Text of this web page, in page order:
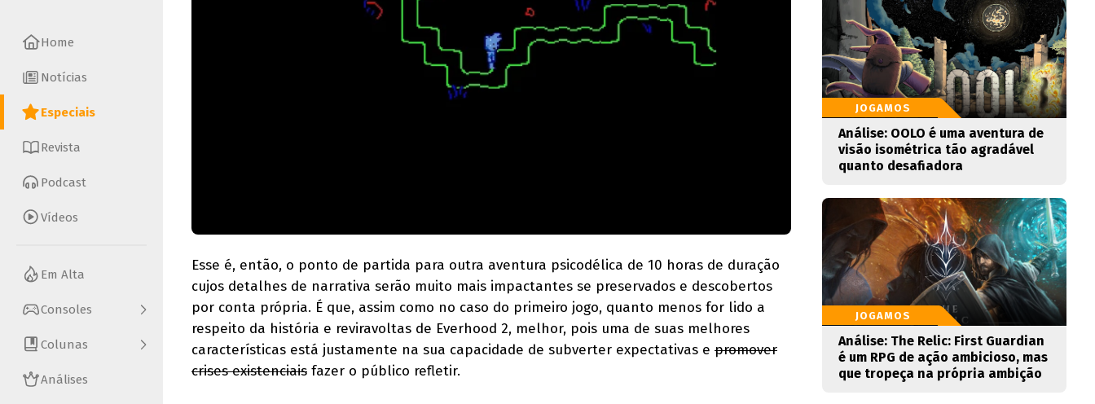
Home
Notícias
Especiais
Revista
Podcast
Vídeos
Em Alta
Consoles
Colunas
Análises
Esse é, então, o ponto de partida para outra aventura psicodélica de 10 horas de duração
cujos detalhes de narrativa serão muito mais impactantes se preservados e descobertos
por conta própria. É que, assim como no caso do primeiro jogo, quanto menos for lido a
respeito da história e reviravoltas de Everhood 2, melhor, pois uma de suas melhores
características está justamente na sua capacidade de subverter expectativas e promover
crises existenciais fazer o público refletir.
JOGAMOS
Análise: OOLO é uma aventura de
visão isométrica tão agradável
quanto desafiadora
JOGAMOS
Análise: The Relic: First Guardian
é um RPG de ação ambicioso, mas
que tropeça na própria ambição